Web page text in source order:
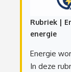
Rubriek |
energie
Energie
In deze